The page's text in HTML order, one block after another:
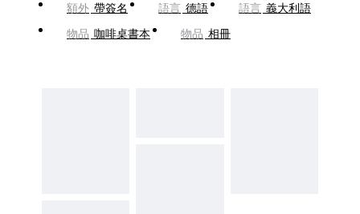
額外 帶簽名 語言 德語 語言 義大利語
物品 咖啡桌書本 物品 相冊